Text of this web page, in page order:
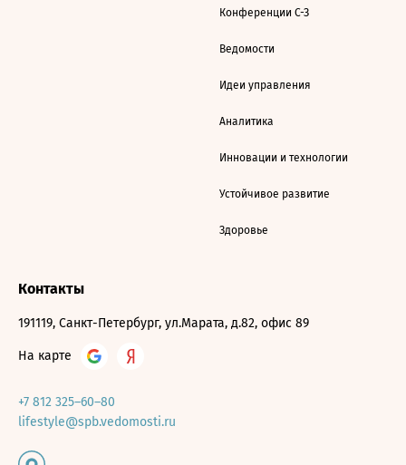
Конференции С-З
Ведомости
Идеи управления
Аналитика
Инновации и технологии
Устойчивое развитие
Здоровье
Контакты
191119, Санкт-Петербург, ул.Марата, д.82, офис 89
На карте
+7 812 325–60–80
lifestyle@spb.vedomosti.ru